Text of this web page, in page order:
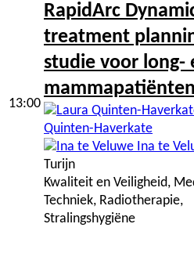
13:00
RapidArc
treatment
studie voor long-
Quinten-Haverkate
Ina te
Turijn
Kwaliteit en Veiligheid,
Techniek, Radiotherapie,
Stralingshygiëne